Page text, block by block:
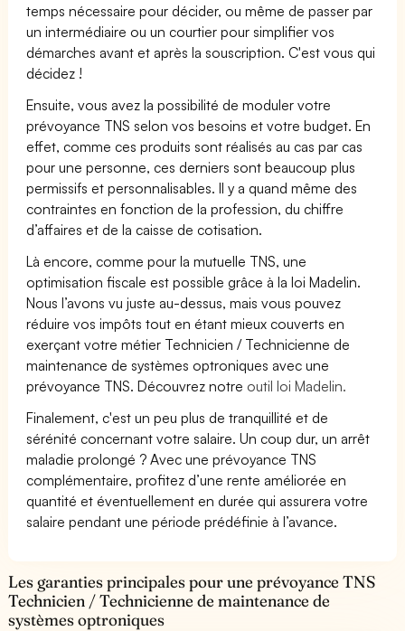
temps nécessaire pour décider, ou même de passer par
un intermédiaire ou un courtier pour simplifier vos
démarches avant et après la souscription. C'est vous qui
décidez !
Ensuite, vous avez la possibilité de moduler votre
prévoyance TNS selon vos besoins et votre budget. En
effet, comme ces produits sont réalisés au cas par cas
pour une personne, ces derniers sont beaucoup plus
permissifs et personnalisables. Il y a quand même des
contraintes en fonction de la profession, du chiffre
d’affaires et de la caisse de cotisation.
Là encore, comme pour la mutuelle TNS, une
optimisation fiscale est possible grâce à la loi Madelin.
Nous l’avons vu juste au-dessus, mais vous pouvez
réduire vos impôts tout en étant mieux couverts en
exerçant votre métier Technicien / Technicienne de
maintenance de systèmes optroniques avec une
prévoyance TNS. Découvrez notre outil loi Madelin.
Finalement, c'est un peu plus de tranquillité et de
sérénité concernant votre salaire. Un coup dur, un arrêt
maladie prolongé ? Avec une prévoyance TNS
complémentaire, profitez d’une rente améliorée en
quantité et éventuellement en durée qui assurera votre
salaire pendant une période prédéfinie à l’avance.
Les garanties principales pour une prévoyance TNS
Technicien / Technicienne de maintenance de
systèmes optroniques